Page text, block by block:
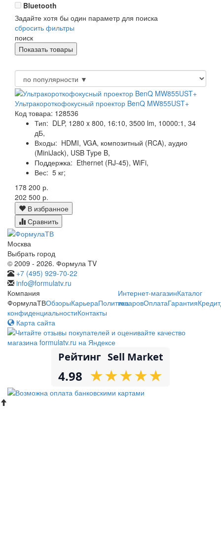
Bluetooth
Задайте хотя бы один параметр для поиска
сбросить фильтры
поиск
Ультракороткофокусный проектор BenQ MW855UST+
Код товара: 128536
Тип: DLP, 1280 x 800, 16:10, 3500 lm, 10000:1, 34
дБ,
Входы: HDMI, VGA, композитный (RCA), аудио
(MiniJack), USB Type B,
Поддержка: Ethernet (RJ-45), WiFi,
Вес: 5 кг;
178 200 р.
202 500 р.
В избранное
Сравнить
Москва
Выбрать город
© 2009 - 2026. Формула TV
+7 (495) 929-70-22
info@formulatv.ru
Компания
ФормулаТВОбзорыКарьераПолитика
конфиденциальностиКонтакты
Интернет-магазинКаталог
товаровОплатаГарантияКредит
Карта сайта
Рейтинг Sell Market
4.98 ★
★★
★★
★★
★★
★